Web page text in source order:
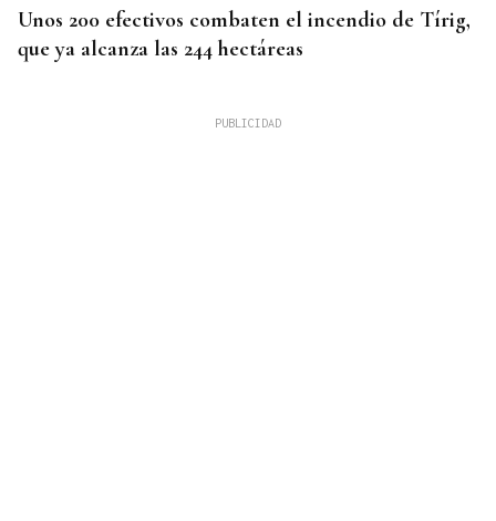
Unos 200 efectivos combaten el incendio de Tírig,
que ya alcanza las 244 hectáreas